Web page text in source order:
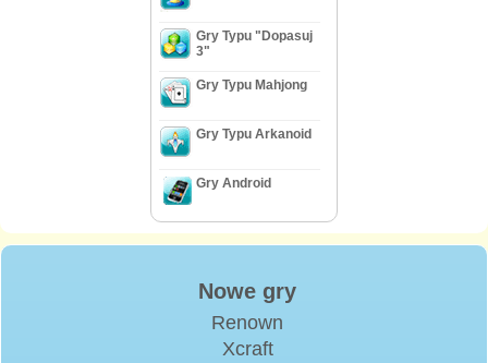
Gry Typu "Dopasuj
3"
Gry Typu Mahjong
Gry Typu Arkanoid
Gry Android
Nowe gry
Renown
Xcraft